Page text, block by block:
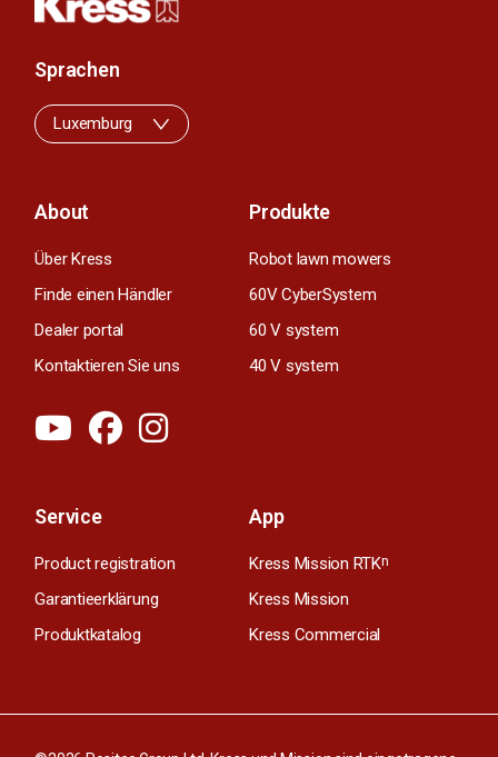
About
Über Kress
Finde einen Händler
Dealer portal
Kontaktieren Sie uns
Produkte
Robot lawn mowers
60V CyberSystem
60 V system
40 V system
Service
Product registration
Garantieerklärung
Produktkatalog
App
Kress Mission RTKn
Kress Mission
Kress Commercial
Sprachen
Luxemburg